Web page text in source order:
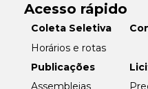
Acesso rápido
Coleta Seletiva
Horários e rotas
Publicações
Assembleias